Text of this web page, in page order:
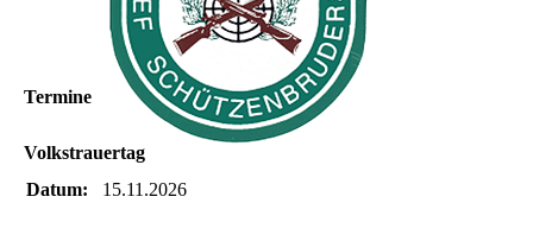
Termine
Volkstrauertag
Datum:
15.11.2026